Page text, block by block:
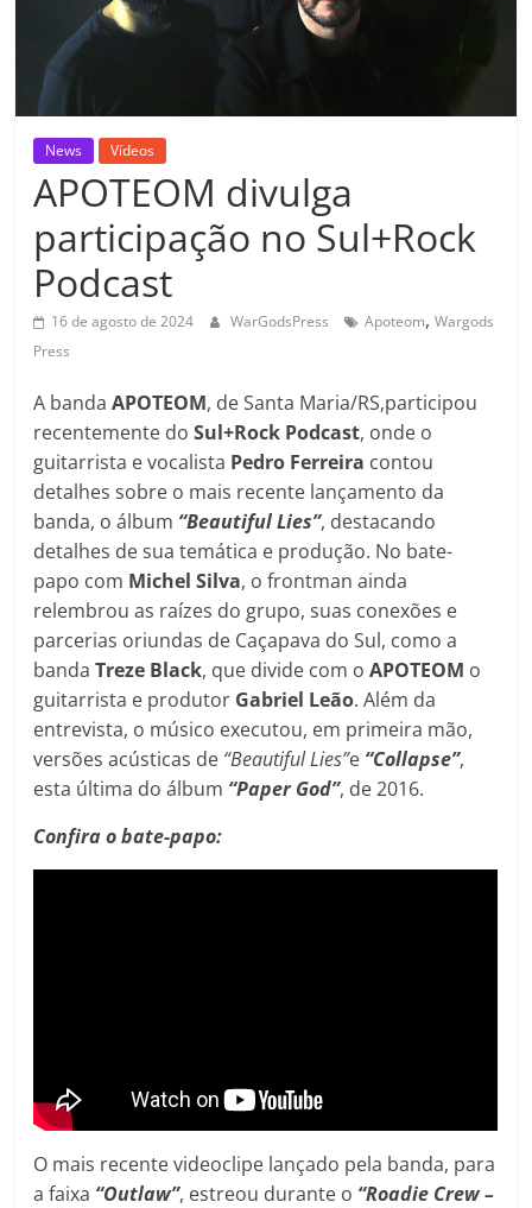
News Vídeos
APOTEOM divulga
participação no Sul+Rock
Podcast
16 de agosto de 2024 WarGodsPress Apoteom,Wargods
Press
A bandaAPOTEOM, de Santa Maria/RS,participou
recentemente doSul+Rock Podcast, onde o
guitarrista e vocalista Pedro Ferreira contou
detalhes sobre o mais recente lançamento da
banda, o álbum “Beautiful Lies”, destacando
detalhes de sua temática e produção. No bate-
papo com Michel Silva, o frontman ainda
relembrou as raízes do grupo, suas conexões e
parcerias oriundas de Caçapava do Sul, como a
bandaTreze Black, que divide com oAPOTEOM o
guitarrista e produtor Gabriel Leão. Além da
entrevista, o músico executou, em primeira mão,
versões acústicas de “Beautiful Lies”e “Collapse”,
esta última do álbum “Paper God”, de 2016.
Confira o bate-papo:
O mais recente videoclipe lançado pela banda, para
a faixa “Outlaw”, estreou durante o “Roadie Crew –